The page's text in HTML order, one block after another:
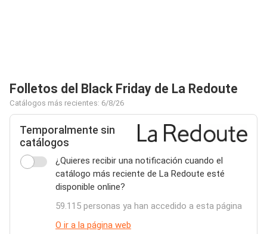
Folletos del Black Friday de La Redoute
Catálogos más recientes: 6/8/26
Temporalmente sin
catálogos
¿Quieres recibir una notificación cuando el
catálogo más reciente de La Redoute esté
disponible online?
59.115 personas ya han accedido a esta página
O ir a la página web